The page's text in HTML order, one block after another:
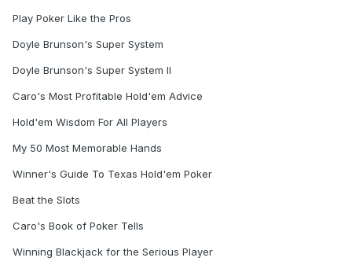
Play Poker Like the Pros
Doyle Brunson's Super System
Doyle Brunson's Super System II
Caro's Most Profitable Hold'em Advice
Hold'em Wisdom For All Players
My 50 Most Memorable Hands
Winner's Guide To Texas Hold'em Poker
Beat the Slots
Caro's Book of Poker Tells
Winning Blackjack for the Serious Player